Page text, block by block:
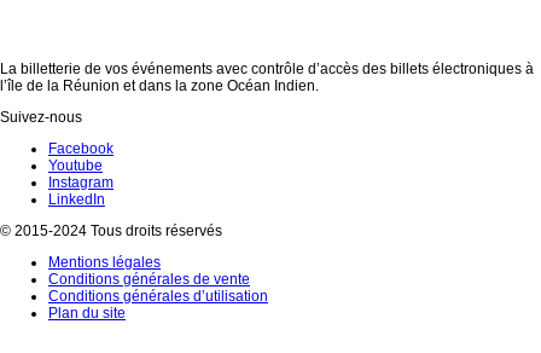
La billetterie de vos événements avec contrôle d’accès des billets électroniques à
l’île de la Réunion et dans la zone Océan Indien.
Suivez-nous
Facebook
Youtube
Instagram
LinkedIn
© 2015-2024 Tous droits réservés
Mentions légales
Conditions générales de vente
Conditions générales d’utilisation
Plan du site